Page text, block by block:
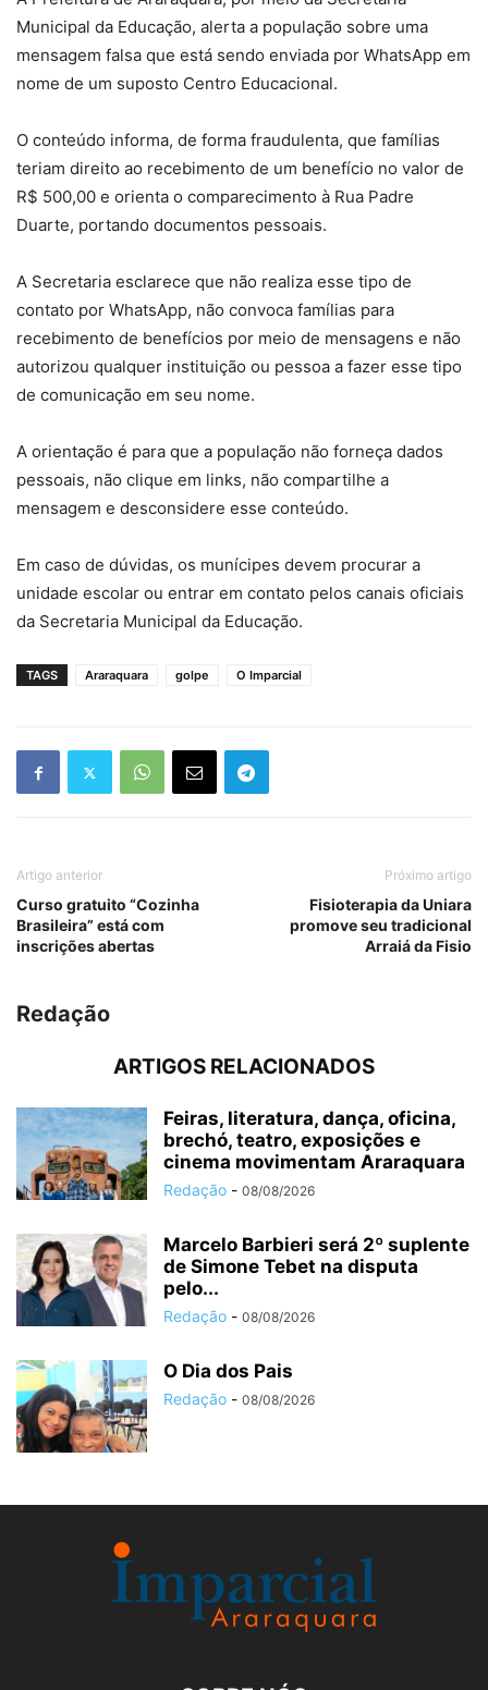
Municipal da Educação, alerta a população sobre uma
mensagem falsa que está sendo enviada por WhatsApp em
nome de um suposto Centro Educacional.
O conteúdo informa, de forma fraudulenta, que famílias
teriam direito ao recebimento de um benefício no valor de
R$ 500,00 e orienta o comparecimento à Rua Padre
Duarte, portando documentos pessoais.
A Secretaria esclarece que não realiza esse tipo de
contato por WhatsApp, não convoca famílias para
recebimento de benefícios por meio de mensagens e não
autorizou qualquer instituição ou pessoa a fazer esse tipo
de comunicação em seu nome.
A orientação é para que a população não forneça dados
pessoais, não clique em links, não compartilhe a
mensagem e desconsidere esse conteúdo.
Em caso de dúvidas, os munícipes devem procurar a
unidade escolar ou entrar em contato pelos canais oficiais
da Secretaria Municipal da Educação.
TAGS Araraquara golpe O Imparcial
Artigo anterior
Curso gratuito “Cozinha
Brasileira” está com
inscrições abertas
Próximo artigo
Fisioterapia da Uniara
promove seu tradicional
Arraiá da Fisio
Redação
ARTIGOS RELACIONADOS
Feiras, literatura, dança, oficina,
brechó, teatro, exposições e
cinema movimentam Araraquara
Redação - 08/08/2026
Marcelo Barbieri será 2º suplente
de Simone Tebet na disputa
pelo...
Redação - 08/08/2026
O Dia dos Pais
Redação - 08/08/2026